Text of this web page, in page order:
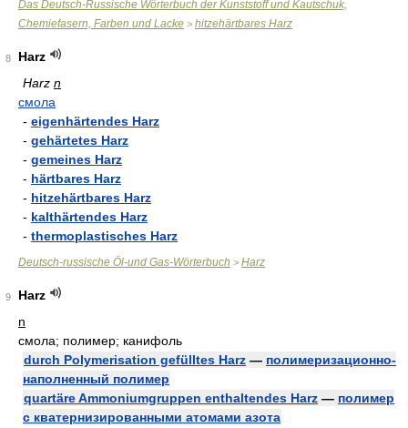
Das Deutsch-Russische Wörterbuch der Kunststoff und Kautschuk,
Chemiefasern, Farben und Lacke > hitzehärtbares Harz
8
Harz
Harz n
смола
- eigenhärtendes Harz
- gehärtetes Harz
- gemeines Harz
- härtbares Harz
- hitzehärtbares Harz
- kalthärtendes Harz
- thermoplastisches Harz
Deutsch-russische Öl-und Gas-Wörterbuch > Harz
9
Harz
n
смола; полимер; канифоль
durch Polymerisation gefülltes Harz — полимеризационно-
наполненный полимер
quartäre Ammoniumgruppen enthaltendes Harz — полимер
с кватернизированными атомами азота